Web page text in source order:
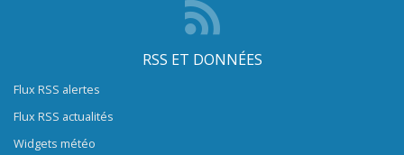
RSS ET DONNÉES
Flux RSS alertes
Flux RSS actualités
Widgets météo